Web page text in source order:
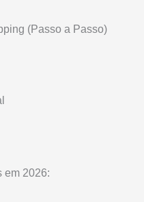
(Passo a Passo)
em 2026: